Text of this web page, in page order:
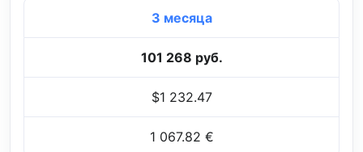
3 месяца
101 268 руб.
$1 232.47
1 067.82 €